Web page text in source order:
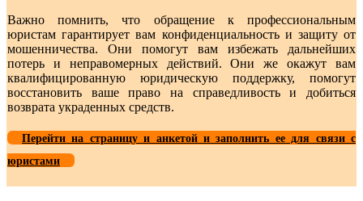
Важно помнить, что обращение к профессиональным
юристам гарантирует вам конфиденциальность и защиту от
мошенничества. Они помогут вам избежать дальнейших
потерь и неправомерных действий. Они же окажут вам
квалифицированную юридическую поддержку, помогут
восстановить ваше право на справедливость и добиться
возврата украденных средств.
Перейти на страницу и анкетой и заполнить ее для связи с
юристами